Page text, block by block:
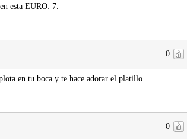
esta EURO: 7.
0
en tu boca y te hace adorar el platillo.
0